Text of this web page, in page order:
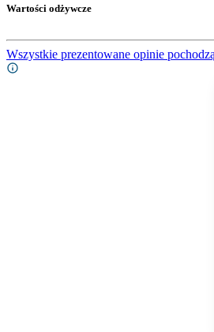
Wartości odżywcze
Wszystkie prezentowane opinie